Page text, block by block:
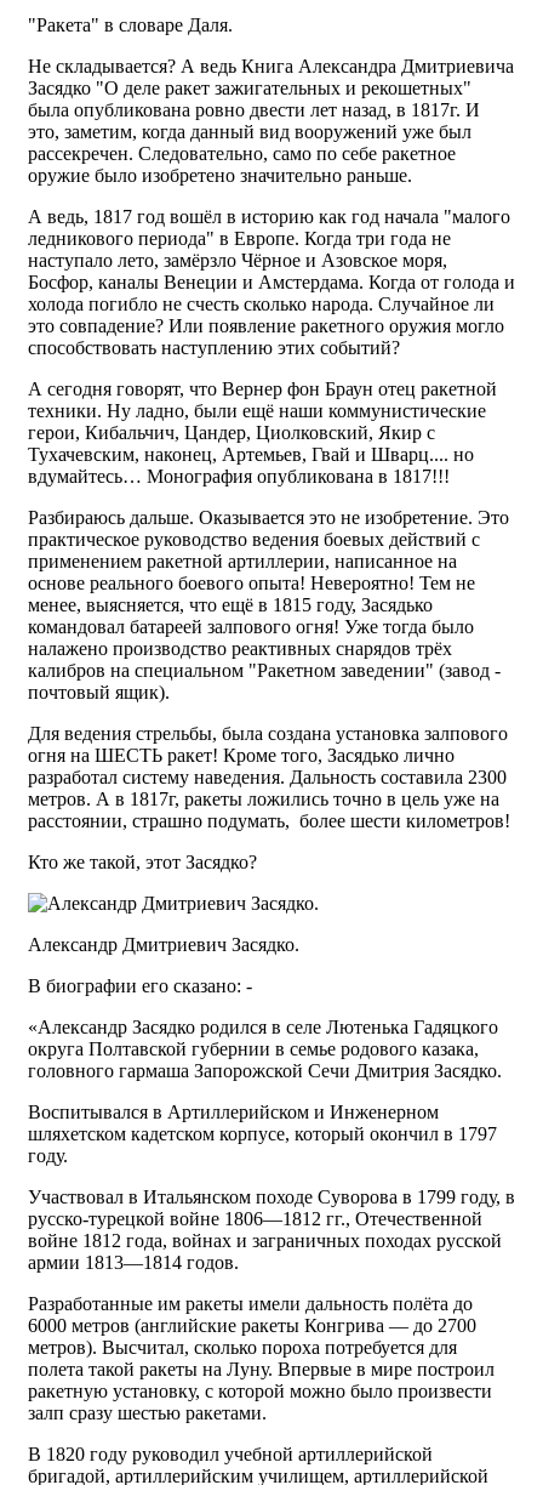
"Ракета" в словаре Даля.
Не складывается? А ведь Книга Александра Дмитриевича
Засядко "О деле ракет зажигательных и рекошетных"
была опубликована ровно двести лет назад, в 1817г. И
это, заметим, когда данный вид вооружений уже был
рассекречен. Следовательно, само по себе ракетное
оружие было изобретено значительно раньше.
А ведь, 1817 год вошёл в историю как год начала "малого
ледникового периода" в Европе. Когда три года не
наступало лето, замёрзло Чёрное и Азовское моря,
Босфор, каналы Венеции и Амстердама. Когда от голода и
холода погибло не счесть сколько народа. Случайное ли
это совпадение? Или появление ракетного оружия могло
способствовать наступлению этих событий?
А сегодня говорят, что Вернер фон Браун отец ракетной
техники. Ну ладно, были ещё наши коммунистические
герои, Кибальчич, Цандер, Циолковский, Якир с
Тухачевским, наконец, Артемьев, Гвай и Шварц.... но
вдумайтесь… Монография опубликована в 1817!!!
Разбираюсь дальше. Оказывается это не изобретение. Это
практическое руководство ведения боевых действий с
применением ракетной артиллерии, написанное на
основе реального боевого опыта! Невероятно! Тем не
менее, выясняется, что ещё в 1815 году, Засядько
командовал батареей залпового огня! Уже тогда было
налажено производство реактивных снарядов трёх
калибров на специальном "Ракетном заведении" (завод -
почтовый ящик).
Для ведения стрельбы, была создана установка залпового
огня на ШЕСТЬ ракет! Кроме того, Засядько лично
разработал систему наведения. Дальность составила 2300
метров. А в 1817г, ракеты ложились точно в цель уже на
расстоянии, страшно подумать, более шести километров!
Кто же такой, этот Засядко?
Александр Дмитриевич Засядко.
В биографии его сказано: -
«Александр Засядко родился в селе Лютенька Гадяцкого
округа Полтавской губернии в семье родового казака,
головного гармаша Запорожской Сечи Дмитрия Засядко.
Воспитывался в Артиллерийском и Инженерном
шляхетском кадетском корпусе, который окончил в 1797
году.
Участвовал в Итальянском походе Суворова в 1799 году, в
русско-турецкой войне 1806—1812 гг., Отечественной
войне 1812 года, войнах и заграничных походах русской
армии 1813—1814 годов.
Разработанные им ракеты имели дальность полёта до
6000 метров (английские ракеты Конгрива — до 2700
метров). Высчитал, сколько пороха потребуется для
полета такой ракеты на Луну. Впервые в мире построил
ракетную установку, с которой можно было произвести
залп сразу шестью ракетами.
В 1820 году руководил учебной артиллерийской
бригадой, артиллерийским училищем, артиллерийской